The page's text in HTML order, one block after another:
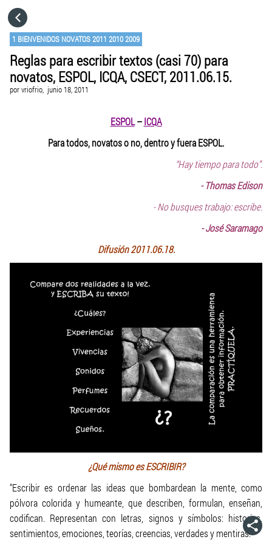
1 BIENVENIDOS NOVATOS 2011 2010 2009
Reglas para escribir textos (casi 70) para
novatos, ESPOL, ICQA, CSECT, 2011.06.15.
porvriofrio, junio 18, 2011
ESPOL – ICQA
Para todos, novatos o no, dentro y fuera ESPOL.
“Hay tiempo para todo”.
- Thomas Edison
- No busques trabajo: escribe.
-José Saramago
Difusión 2011.06.18.
¿Qué mismo es ESCRIBIR?
“Escribir es ordenar las ideas que bombardean la mente, como
pólvora colorida y humeante, que describen, formulan, enseñan,
codifican. Representan con letras, signos y símbolos: historias,
sentimientos, emociones, teorías, creencias, verdades y mentiras.
CATEGORÍAS
VISITA EL SITIO WEB